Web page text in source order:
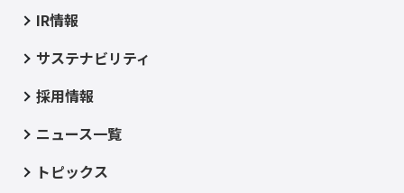
IR情報
サステナビリティ
採用情報
ニュース一覧
トピックス